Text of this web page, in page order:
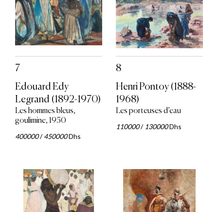
7
Edouard Edy
Legrand (1892-1970)
Les hommes bleus,
goulimine, 1950
400000/450000Dhs
8
Henri Pontoy (1888-
1968)
Les porteuses d’eau
110000/ 130000Dhs